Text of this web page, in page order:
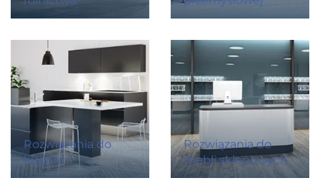
Rozwiązania do
kuchni
Rozwiązania do
mebli sklepowych